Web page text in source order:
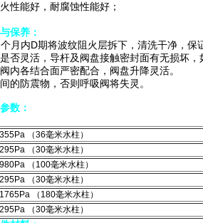
性能好，耐腐蚀性能好；
保养：
月 内D期将波纹阻火层拆下，清洗干净，保
否灵活，导杆及阀盘接触密封面有无损坏，
内各结合面严密配合，阀盘升降灵活。
的防震物，否则呼吸阀将失灵。
数：
355Pa （36毫米水柱）
295Pa （30毫米水柱）
980Pa （100毫米水柱）
295Pa （30毫米水柱）
1765Pa （180毫米水柱）
295Pa （30毫米水柱）